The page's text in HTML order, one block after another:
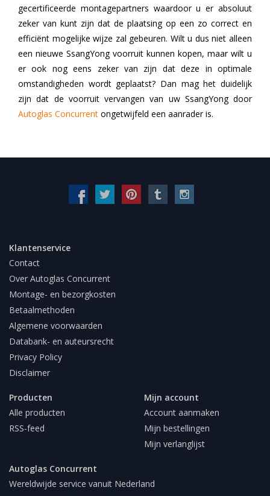
gecertificeerde montagepartners waardoor u er absoluut
zeker van kunt zijn dat de plaatsing op een zo correct en
efficiënt mogelijke wijze zal gebeuren. Wilt u dus niet alleen
een nieuwe SsangYong voorruit kunnen kopen, maar wilt u
er ook nog eens zeker van zijn dat deze in optimale
omstandigheden wordt geplaatst? Dan mag het duidelijk
zijn dat de voorruit vervangen van uw SsangYong door
Autoglas Concurrent ongetwijfeld een aanrader is.
Klantenservice
Contact
Over Autoglas Concurrent
Montage- en bezorgkosten
Betaalmethoden
Algemene voorwaarden
Databank- en auteursrecht
Privacy Policy
Disclaimer
Producten
Alle producten
RSS-feed
Mijn account
Account aanmaken
Mijn bestellingen
Mijn verlanglijst
Autoglas Concurrent
Wereldwijde service vanuit Nederland